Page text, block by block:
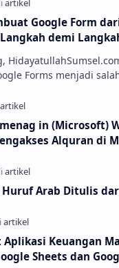
Google Form
demi
－ Di era
Forms menjadi
in (Microsoft)
Alquran di
Huruf Arab Ditulis
Keuangan
Sheets dan